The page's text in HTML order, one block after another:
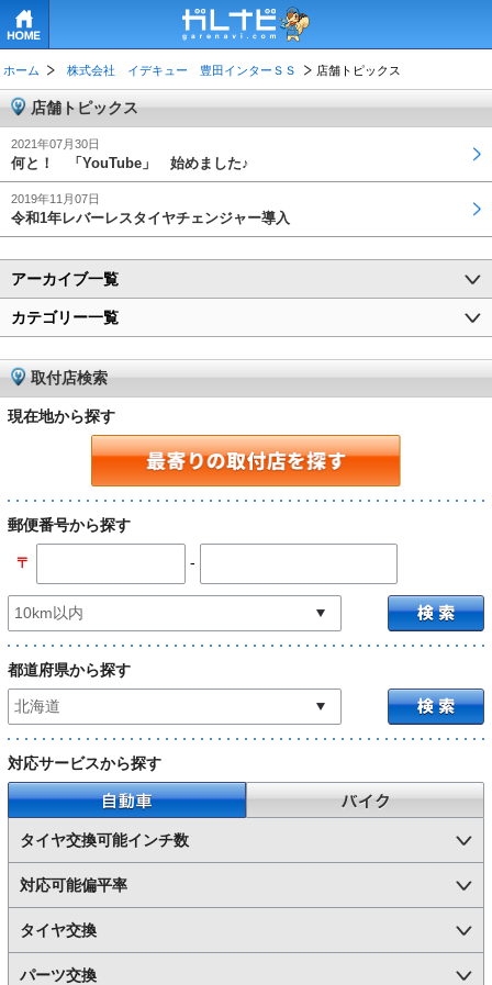
ホーム 株式会社 イデキュー 豊田インターＳＳ 店舗トピックス
店舗トピックス
2021年07月30日
何と！ 「YouTube」 始めました♪
2019年11月07日
令和1年レバーレスタイヤチェンジャー導入
アーカイブ一覧
カテゴリー一覧
取付店検索
現在地から探す
郵便番号から探す
〒 -
都道府県から探す
対応サービスから探す
自動車
タイヤ交換可能インチ数
対応可能偏平率
タイヤ交換
パーツ交換